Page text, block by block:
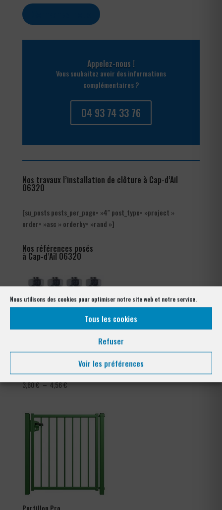
Nous utilisons des cookies pour optimiser notre site web et notre service.
Tous les cookies
Refuser
Voir les préférences
Appelez-nous !
Vous souhaitez avoir des informations
complémentaires ?
04 93 74 33 76
Nos travaux l’installation de clôture à Cap-d’Ail
06320
[su_posts posts_per_page= »4″ post_type= »project »
order= »asc » orderby= »rand »]
Nos références posés
à Cap-d’Ail 06320
Kit goujons d’encrage x4
3,60€–4,56€Plage
3,60 €
Collier de serrage clôture
Portillon Pro